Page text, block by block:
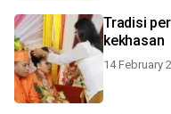
Tradisi
kekhasan
14 February